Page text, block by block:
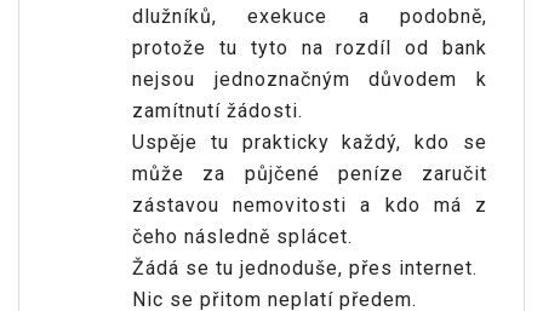
dlužníků, exekuce a podobně,
protože tu tyto na rozdíl od bank
nejsou jednoznačným důvodem k
zamítnutí žádosti.
Uspěje tu prakticky každý, kdo se
může za půjčené peníze zaručit
zástavou nemovitosti a kdo má z
čeho následně splácet.
Žádá se tu jednoduše, přes internet.
Nic se přitom neplatí předem.